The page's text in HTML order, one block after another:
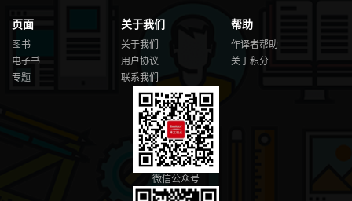
页面
图书
电子书
专题
关于我们
关于我们
用户协议
联系我们
帮助
作译者帮助
关于积分
微信公众号